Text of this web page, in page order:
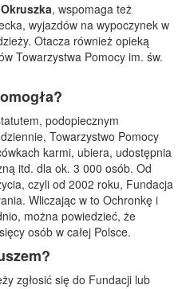
Okruszka, wspomaga też
wyjazdów na wypoczynek w
Otacza również opieką
Towarzystwa Pomocy im. św.
podopiecznym
Towarzystwo Pomocy
karmi, ubiera, udostępnia
itd. dla ok. 3 000 osób. Od
czyli od 2002 roku, Fundacja
Wliczając w to Ochronkę i
można powiedzieć, że
osób w całej Polsce.
zgłosić się do Fundacji lub